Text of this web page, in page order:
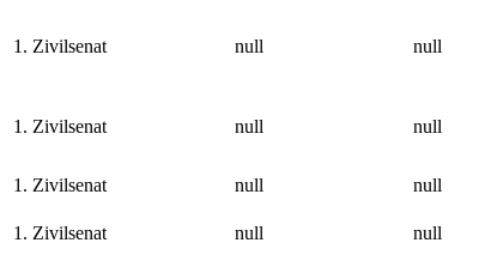
1. Zivilsenat null null
1. Zivilsenat null null
1. Zivilsenat null null
1. Zivilsenat null null